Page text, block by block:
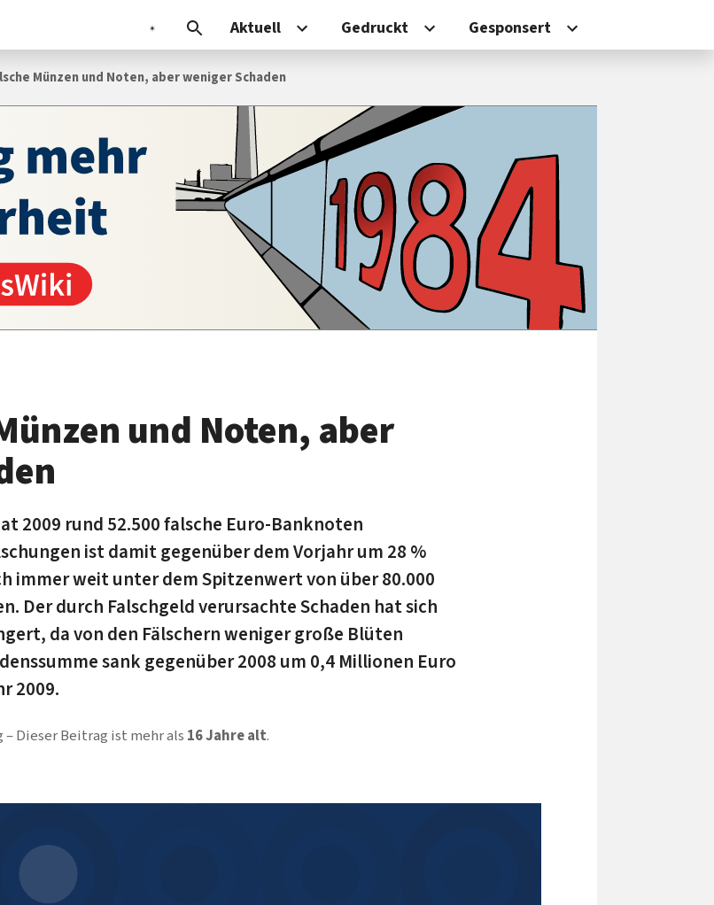
Aktuell Gedruckt Gesponsert
Münzen und Noten, aber weniger Schaden
und Noten, aber
2009 rund 52.500 falsche Euro-Banknoten
ist damit gegenüber dem Vorjahr um 28 %
immer weit unter dem Spitzenwert von über 80.000
Der durch Falschgeld verursachte Schaden hat sich
da von den Fälschern weniger große Blüten
sank gegenüber 2008 um 0,4 Millionen Euro
2009.
Dieser Beitrag ist mehr als 16 Jahre alt.